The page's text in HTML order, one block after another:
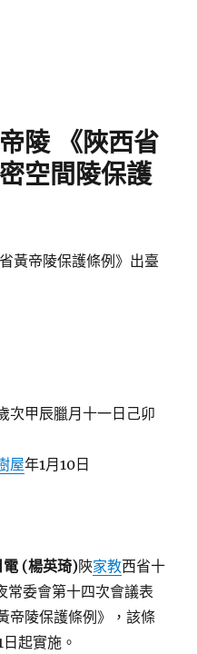
陵 《陜西省
空間陵保護
黃帝陵保護條例》出臺
次甲辰臘月十一日己卯
屋年1月10日
電 (楊英琦)陜家教西省十
常委會第十四次會議表
帝陵保護條例》，該條
起實施。